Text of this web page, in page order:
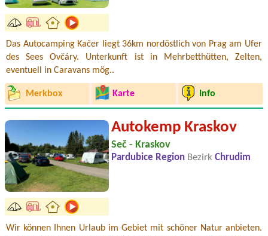
Das Autocamping Kačer liegt 36km nordöstlich von Prag am Ufer
des Sees Ovčáry. Unterkunft ist in Mehrbetthütten, Zelten,
eventuell in Caravans mög..
Merkbox Karte Info
Autokemp Kraskov
Seč - Kraskov
Pardubice Region Bezirk Chrudim
Wir können Ihnen Urlaub im Gebiet mit schöner Natur anbieten.